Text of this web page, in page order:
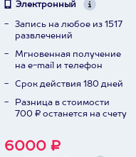
Электронный
Запись на любое из 1517
развлечений
Мгновенная получение
на e-mail и телефон
Срок действия 180 дней
Разница в стоимости
700 ₽ останется на счету
6000 ₽